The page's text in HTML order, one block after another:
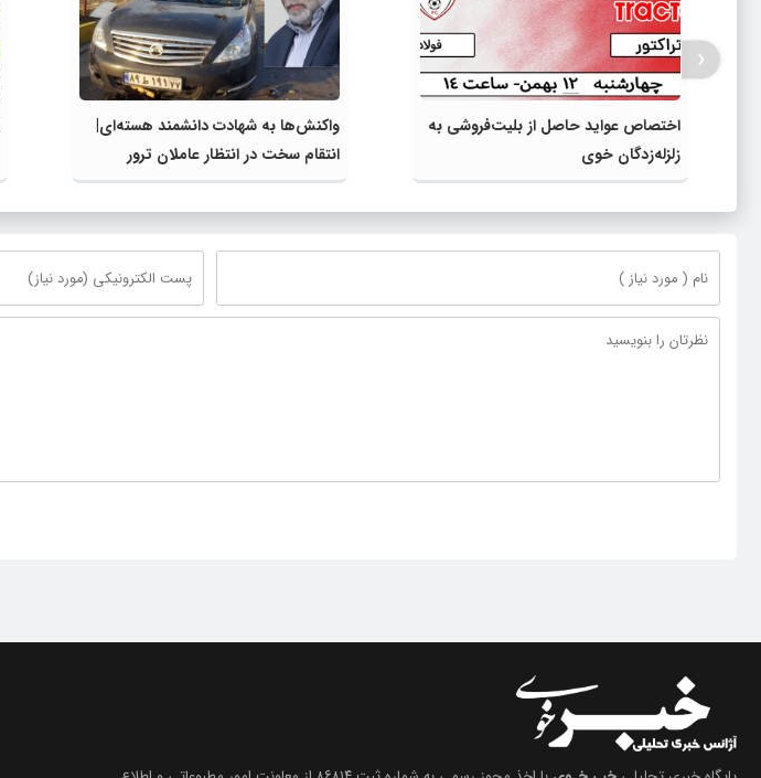
اختصاص عواید حاصل از بلیت‌فروشی به
زلزله‌زدگان خوی
واکنش‌ها به شهادت دانشمند هسته‌ای|
انتقام سخت در انتظار عاملان ترور
محسن فخری‌زاده
‹